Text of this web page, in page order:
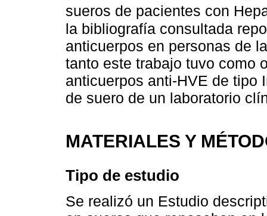
sueros de pacientes con
la bibliografía consultada
anticuerpos en personas de
tanto este trabajo tuvo como
anticuerpos anti-HVE de tipo
de suero de un laboratorio
MATERIALES Y
Tipo de estudio
Se realizó un Estudio